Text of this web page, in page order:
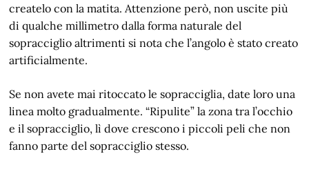
createlo con la matita. Attenzione però, non uscite più
di qualche millimetro dalla forma naturale del
sopracciglio altrimenti si nota che l’angolo è stato creato
artificialmente.
Se non avete mai ritoccato le sopracciglia, date loro una
linea molto gradualmente. “Ripulite” la zona tra l’occhio
e il sopracciglio, lì dove crescono i piccoli peli che non
fanno parte del sopracciglio stesso.